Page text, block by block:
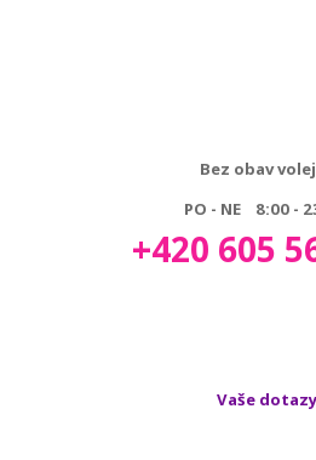
Bez obav
PO - NE 8:00 -
+420 605
Vaše